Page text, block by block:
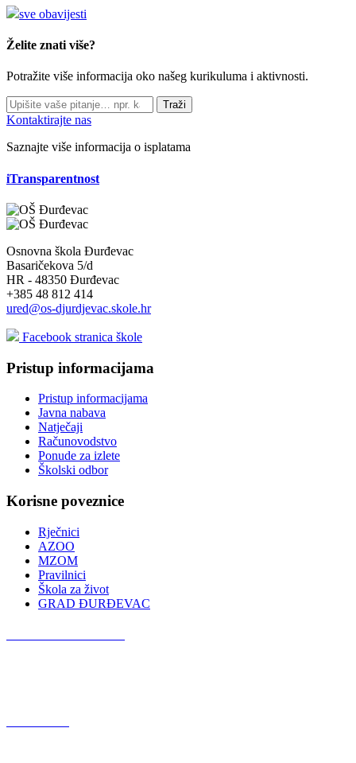
sve obavijesti
Želite znati više?
Potražite više informacija oko našeg kurikuluma i aktivnosti.
Traži
Kontaktirajte nas
Saznajte više informacija o isplatama
iTransparentnost
Osnovna škola Đurđevac
Basaričekova 5/d
HR - 48350 Đurđevac
+385 48 812 414
ured@os-djurdjevac.skole.hr
Facebook stranica škole
Pristup informacijama
Pristup informacijama
Javna nabava
Natječaji
Računovodstvo
Ponude za izlete
Školski odbor
Korisne poveznice
Rječnici
AZOO
MZOM
Pravilnici
Škola za život
GRAD ĐURĐEVAC